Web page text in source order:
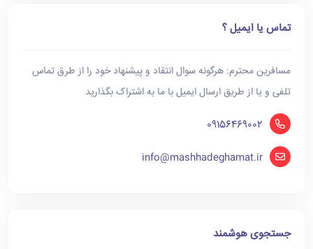
تماس یا ایمیل ؟
مسافرین محترم: هرگونه سوال انتقاد و پیشنهاد خود را از طرق تماس
تلفی و یا از طریق ارسال ایمیل با ما به اشتراک بگذارید
09156469002
info@mashhadeghamat.ir
جستجوی هوشمند